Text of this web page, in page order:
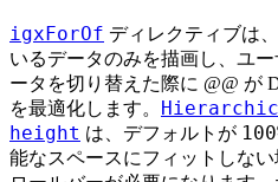
igxForOf ディレクティブは
いるデータのみを描画し、ユ
ータを切り替えた際に @@ が
を最適化します。
height は、デフォルトが
能なスペースにフィットしな